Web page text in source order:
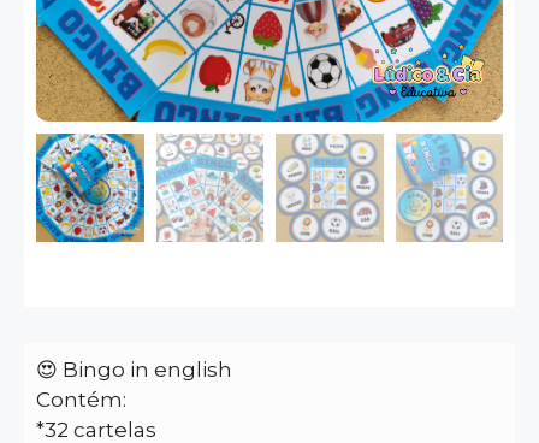
😍 Bingo in english
Contém:
*32 cartelas